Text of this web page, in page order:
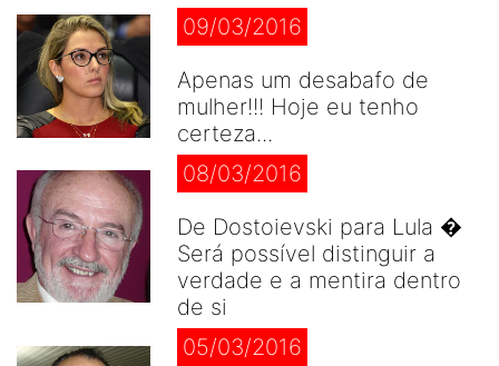
09/03/2016
Apenas um desabafo de
mulher!!! Hoje eu tenho
certeza...
08/03/2016
De Dostoievski para Lula �
Será possível distinguir a
verdade e a mentira dentro
de si
05/03/2016